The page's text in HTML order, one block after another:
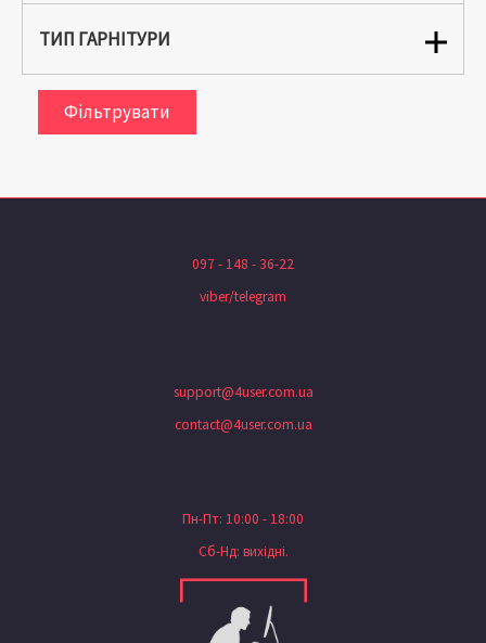
ТИП ГАРНІТУРИ
Фільтрувати
097 - 148 - 36-22
viber/telegram
support@4user.com.ua
contact@4user.com.ua
Пн-Пт: 10:00 - 18:00
Сб-Нд: вихідні.